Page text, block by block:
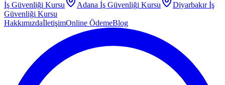
İş Güvenliği Kursu
Adana İş Güvenliği Kursu Diyarbakırİş
Güvenliği Kursu
HakkımızdaİletişimOnline ÖdemeBlog